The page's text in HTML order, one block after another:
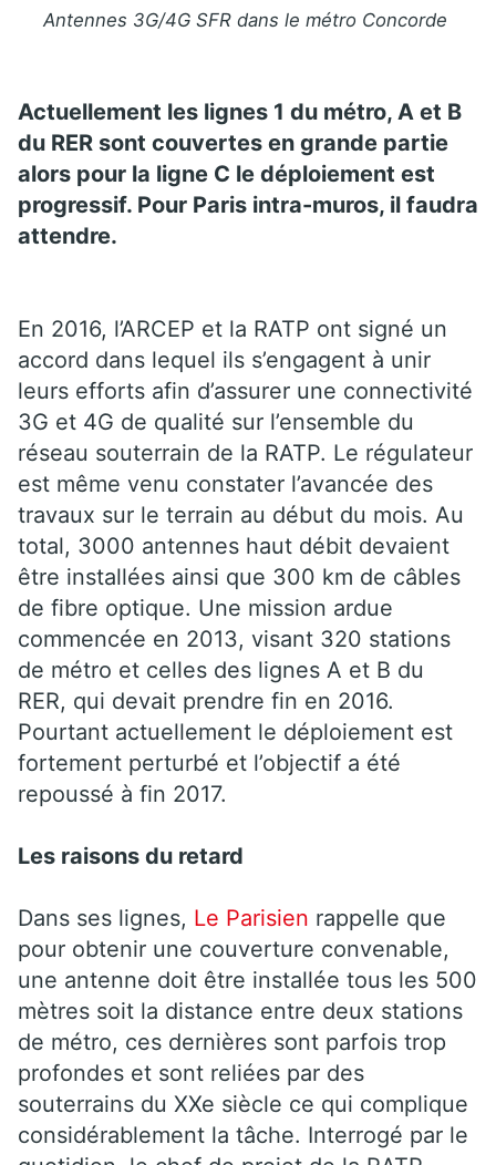
Antennes 3G/4G SFR dans le métro Concorde
Actuellement les lignes 1 du métro, A et B
du RER sont couvertes en grande partie
alors pour la ligne C le déploiement est
progressif. Pour Paris intra-muros, il faudra
attendre.
En 2016, l’ARCEP et la RATP ont signé un
accord dans lequel ils s’engagent à unir
leurs efforts afin d’assurer une connectivité
3G et 4G de qualité sur l’ensemble du
réseau souterrain de la RATP. Le régulateur
est même venu constater l’avancée des
travaux sur le terrain au début du mois. Au
total, 3000 antennes haut débit devaient
être installées ainsi que 300 km de câbles
de fibre optique. Une mission ardue
commencée en 2013, visant 320 stations
de métro et celles des lignes A et B du
RER, qui devait prendre fin en 2016.
Pourtant actuellement le déploiement est
fortement perturbé et l’objectif a été
repoussé à fin 2017.
Les raisons du retard
Dans ses lignes, Le Parisien rappelle que
pour obtenir une couverture convenable,
une antenne doit être installée tous les 500
mètres soit la distance entre deux stations
de métro, ces dernières sont parfois trop
profondes et sont reliées par des
souterrains du XXe siècle ce qui complique
considérablement la tâche. Interrogé par le